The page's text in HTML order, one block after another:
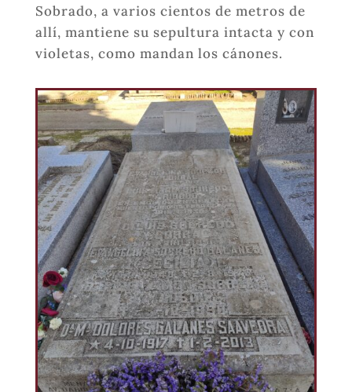
Sobrado, a varios cientos de metros de
allí, mantiene su sepultura intacta y con
violetas, como mandan los cánones.